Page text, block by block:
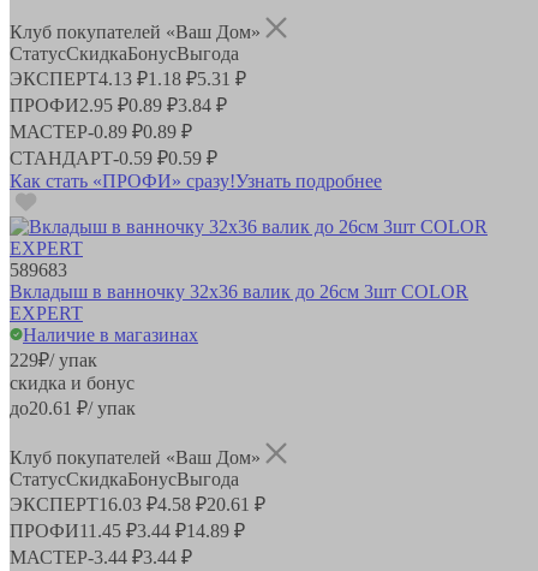
Клуб покупателей «Ваш Дом»
СтатусСкидкаБонусВыгода
ЭКСПЕРТ4.13 ₽1.18 ₽5.31 ₽
ПРОФИ2.95 ₽0.89 ₽3.84 ₽
МАСТЕР-0.89 ₽0.89 ₽
СТАНДАРТ-0.59 ₽0.59 ₽
Как стать «ПРОФИ» сразу!Узнать подробнее
589683
Вкладыш в ванночку 32х36 валик до 26см 3шт COLOR
EXPERT
Наличие в магазинах
229₽/ упак
скидка и бонус
до20.61 ₽/ упак
Клуб покупателей «Ваш Дом»
СтатусСкидкаБонусВыгода
ЭКСПЕРТ16.03 ₽4.58 ₽20.61 ₽
ПРОФИ11.45 ₽3.44 ₽14.89 ₽
МАСТЕР-3.44 ₽3.44 ₽